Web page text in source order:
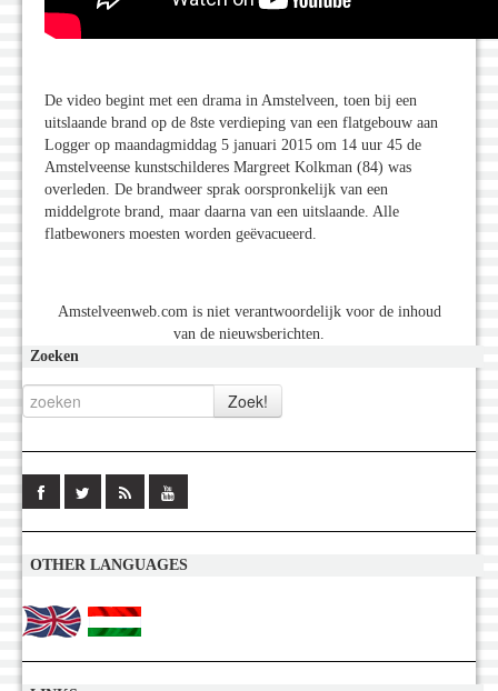
De video begint met een drama in Amstelveen, toen bij een
uitslaande brand op de 8ste verdieping van een flatgebouw aan
Logger op maandagmiddag 5 januari 2015 om 14 uur 45 de
Amstelveense kunstschilderes Margreet Kolkman (84) was
overleden. De brandweer sprak oorspronkelijk van een
middelgrote brand, maar daarna van een uitslaande. Alle
flatbewoners moesten worden geëvacueerd.
Amstelveenweb.com is niet verantwoordelijk voor de inhoud
van de nieuwsberichten.
Zoeken
OTHER LANGUAGES